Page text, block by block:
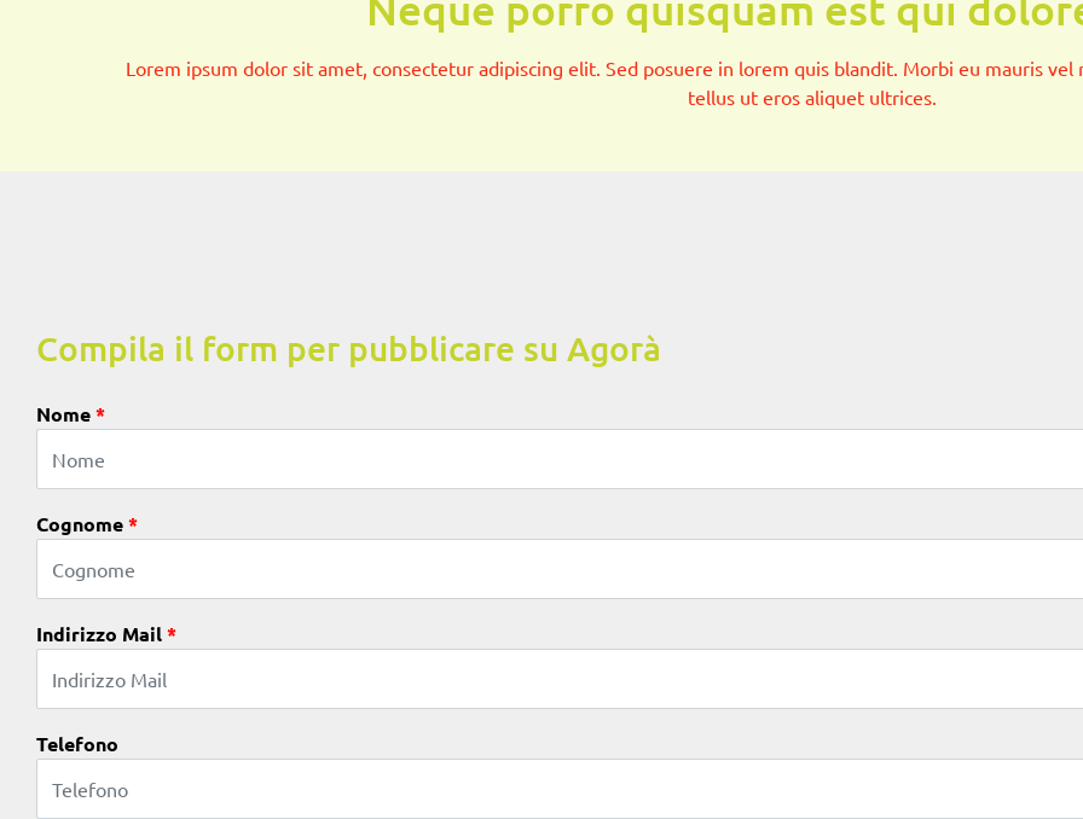
Lorem ipsum dolor sit amet, consectetur adipiscing elit. Sed posuere in lorem quis blandit. Morbi eu mauris
tellus ut eros aliquet ultrices.
Compila il form per pubblicare su Agorà
Nome*
Cognome*
Indirizzo Mail*
Telefono